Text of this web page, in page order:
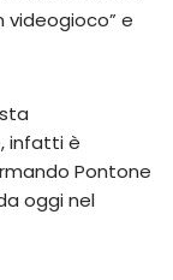
videogioco” e
infatti è
Pontone
oggi nel